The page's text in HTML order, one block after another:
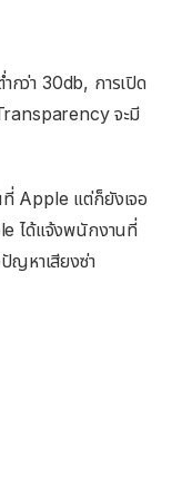
กว่า 30db, การเปิด
จะมี
ที่ Apple แต่ก็ยังเจอ
ได้แจ้งพนักงานที่
ญหาเสียงซ่า